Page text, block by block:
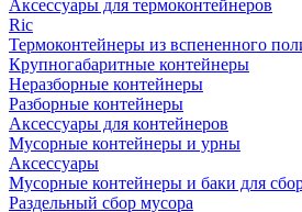
Аксессуары для термоконтейнеров
Ric
Термоконтейнеры из вспененного
Крупногабаритные контейнеры
Неразборные контейнеры
Разборные контейнеры
Аксессуары для контейнеров
Мусорные контейнеры и урны
Аксессуары
Мусорные контейнеры и баки для
Раздельный сбор мусора